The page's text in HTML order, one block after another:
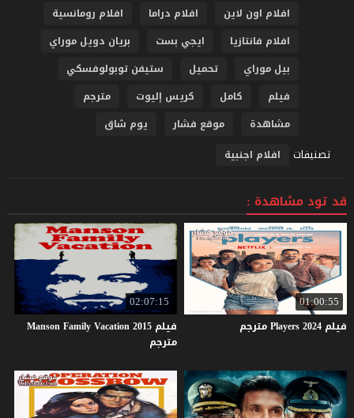
افلام اون لاين
افلام دراما
افلام رومانسية
افلام فانتازيا
ايجي بست
بريان دويل موراي
بيل موراي
تحميل
ستيفن توبولوفسكي
فيلم
كامل كريس إليوت
مترجم
مشاهدة
موقع فشار يوم شاق
تصنيفات افلام اجنبية
قد تود مشاهدة :
01:00:55
فيلم Players2024 مترجم
02:07:15
فيلم Manson Family Vacation 2015
مترجم